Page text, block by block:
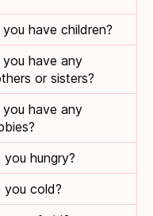
have children?
you have any
or sisters?
you have any
you hungry?
you cold?